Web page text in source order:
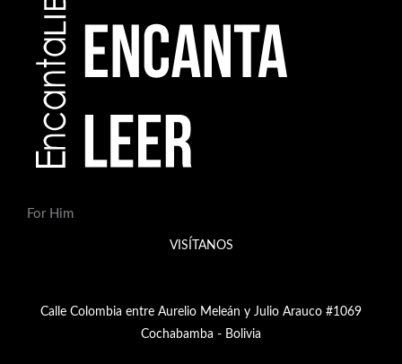
For Him
VISÍTANOS
Calle Colombia entre Aurelio Meleán y Julio Arauco #1069
Cochabamba - Bolivia